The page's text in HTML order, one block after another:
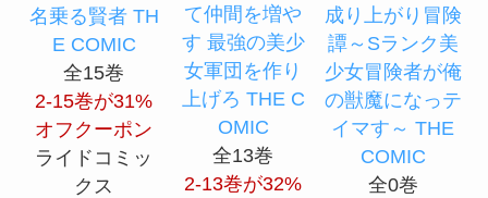
名乗る賢者 TH
E COMIC
全15巻
2-15巻が31%
オフクーポン
ライドコミッ
クス
て仲間を増や
す 最強の美少
女軍団を作り
上げろ THE C
OMIC
全13巻
2-13巻が32%
成り上がり冒険
譚～Sランク美
少女冒険者が俺
の獣魔になっテ
イマす～ THE
COMIC
全0巻